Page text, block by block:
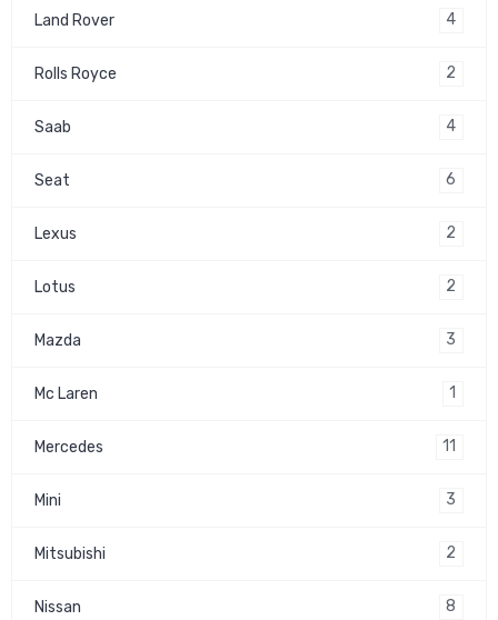
Land Rover 4
Rolls Royce 2
Saab 4
Seat 6
Lexus 2
Lotus 2
Mazda 3
Mc Laren 1
Mercedes 11
Mini 3
Mitsubishi 2
Nissan 8